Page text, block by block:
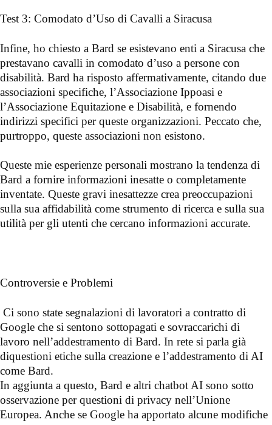
Test 3: Comodato d’Uso di Cavalli a Siracusa
Infine, ho chiesto a Bard se esistevano enti a Siracusa che
prestavano cavalli in comodato d’uso a persone con
disabilità. Bard ha risposto affermativamente, citando due
associazioni specifiche, l’Associazione Ippoasi e
l’Associazione Equitazione e Disabilità, e fornendo
indirizzi specifici per queste organizzazioni. Peccato che,
purtroppo, queste associazioni non esistono.
Queste mie esperienze personali mostrano la tendenza di
Bard a fornire informazioni inesatte o completamente
inventate. Queste gravi inesattezze crea preoccupazioni
sulla sua affidabilità come strumento di ricerca e sulla sua
utilità per gli utenti che cercano informazioni accurate.
Controversie e Problemi
Ci sono state segnalazioni di lavoratori a contratto di
Google che si sentono sottopagati e sovraccarichi di
lavoro nell’addestramento di Bard. In rete si parla già
diquestioni etiche sulla creazione e l’addestramento di AI
come Bard.
In aggiunta a questo, Bard e altri chatbot AI sono sotto
osservazione per questioni di privacy nell’Unione
Europea. Anche se Google ha apportato alcune modifiche